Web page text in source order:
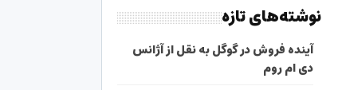
نوشته‌های تازه
آینده فروش در گوگل به نقل از آژانس
دی ام روم